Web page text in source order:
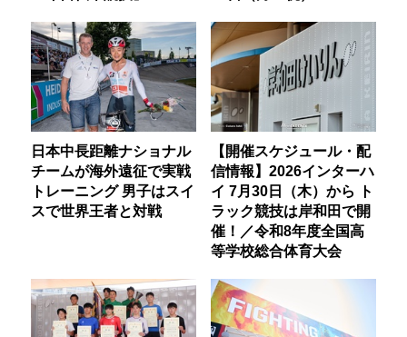
日本中長距離ナショナル
チームが海外遠征で実戦
トレーニング 男子はスイ
スで世界王者と対戦
【開催スケジュール・配
信情報】2026インターハ
イ 7月30日（木）から ト
ラック競技は岸和田で開
催！／令和8年度全国高
等学校総合体育大会